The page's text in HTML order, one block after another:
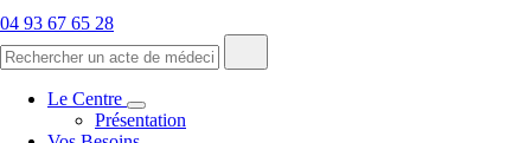
04 93 67 65 28
Le Centre
Présentation